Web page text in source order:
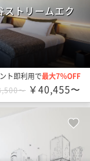
トリームエク
ト即利用で最大7％OFF
〜 ￥40,455〜